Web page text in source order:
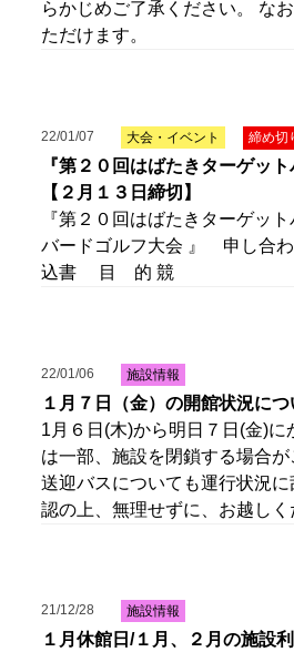
らかじめご了承ください。 な
ただけます。
22/01/07 大会・イベント 締め切
『第２０回はばたきターゲッ
【２月１３日締切】
『第２０回はばたきターゲッ
バードゴルフ大会 』 申し合
込書 目 的 競
22/01/06 施設情報
１月７日（金）の開館状況につ
1月６日(木)から明日７日(金)
は一部、施設を閉鎖する場合
送迎バスについても運行状況
認の上、無理せずに、お越しく
21/12/28 施設情報
１月休館日/１月、２月の施設